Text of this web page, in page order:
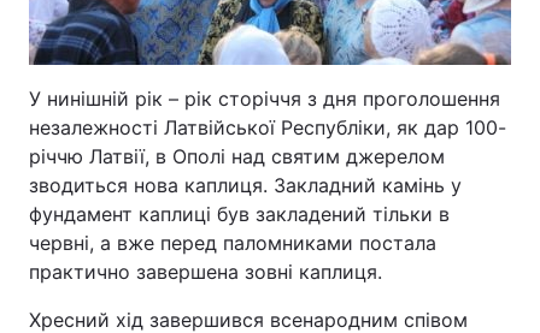
У нинішній рік – рік сторіччя з дня проголошення
незалежності Латвійської Республіки, як дар 100-
річчю Латвії, в Ополі над святим джерелом
зводиться нова каплиця. Закладний камінь у
фундамент каплиці був закладений тільки в
червні, а вже перед паломниками постала
практично завершена зовні каплиця.
Хресний хід завершився всенародним співом